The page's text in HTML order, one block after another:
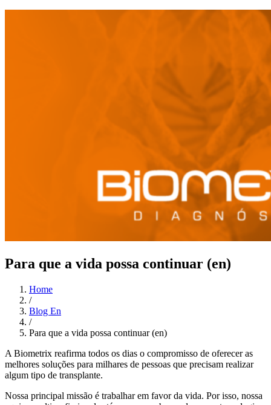
Para que a vida possa continuar (en)
Home
/
Blog En
/
Para que a vida possa continuar (en)
A Biometrix reafirma todos os dias o compromisso de oferecer as
melhores soluções para milhares de pessoas que precisam realizar
algum tipo de transplante.
Nossa principal missão é trabalhar em favor da vida. Por isso, nossa